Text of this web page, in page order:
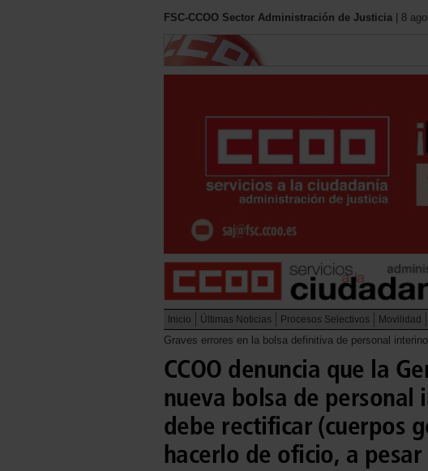
FSC-CCOO Sector Administración de Justicia | 8
Inicio Últimas Noticias Procesos Selectivos Movilidad
Graves errores en la bolsa definitiva de personal
CCOO denuncia que la
nueva bolsa de personal
debe rectificar (cuerpos
hacerlo de oficio, a